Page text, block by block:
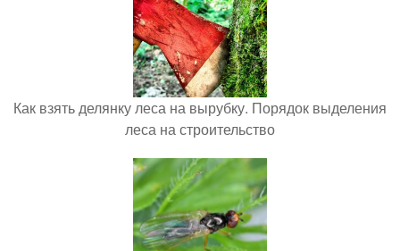
Как взять делянку леса на вырубку. Порядок выделения
леса на строительство